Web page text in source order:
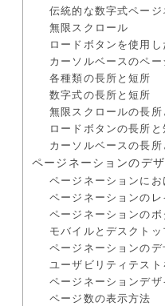
伝統的な数字式ページ
無限スクロール
ロードボタンを使用
カーソルベースのペ
各種類の長所と短所
数字式の長所と短所
無限スクロールの長所
ロードボタンの長所と
カーソルベースの長所
ページネーションのデ
ページネーションにお
ページネーションのレ
ページネーションのボ
モバイルとデスクト
ページネーションの
ユーザビリティテス
ページネーションデ
ページ数の表示方法